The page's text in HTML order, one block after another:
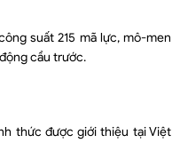
suất 215 mã lực, mô-men
cầu trước.
thức được giới thiệu tại Việt